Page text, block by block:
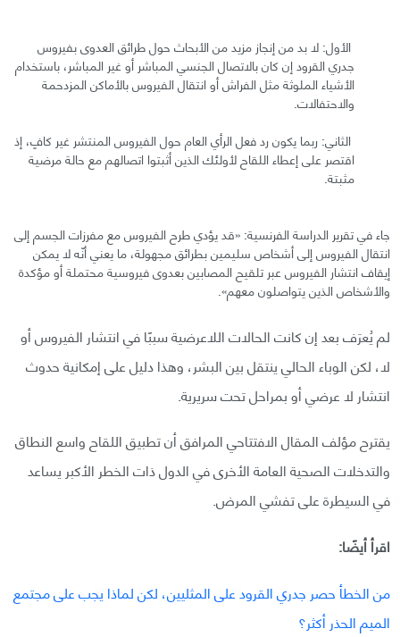
الأول: لا بد من إنجاز مزيد من الأبحاث حول طرائق العدوى بفيروس
جدري القرود إن كان بالاتصال الجنسي المباشر أو غير المباشر، باستخدام
الأشياء الملوثة مثل الفراش أو انتقال الفيروس بالأماكن المزدحمة
والاحتفالات.
الثاني: ربما يكون رد فعل الرأي العام حول الفيروس المنتشر غير كافٍ، إذ
اقتصر على إعطاء اللقاح لأولئك الذين أثبتوا اتصالهم مع حالة مرضية
مثبتة.
جاء في تقرير الدراسة الفرنسية: «قد يؤدي طرح الفيروس مع مفرزات الجسم إلى
انتقال الفيروس إلى أشخاص سليمين بطرائق مجهولة، ما يعني أنّه لا يمكن
إيقاف انتشار الفيروس عبر تلقيح المصابين بعدوى فيروسية محتملة أو مؤكدة
والأشخاص الذين يتواصلون معهم».
لم يُعرَف بعد إن كانت الحالات اللاعرضية سببًا في انتشار الفيروس أو
لا، لكن الوباء الحالي ينتقل بين البشر، وهذا دليل على إمكانية حدوث
انتشار لا عرضي أو بمراحل تحت سريرية.
يقترح مؤلف المقال الافتتاحي المرافق أن تطبيق اللقاح واسع النطاق
والتدخلات الصحية العامة الأخرى في الدول ذات الخطر الأكبر يساعد
في السيطرة على تفشي المرض.
اقرأ أيضًا:
من الخطأ حصر جدري القرود على المثليين، لكن لماذا يجب على مجتمع
الميم الحذر أكثر؟